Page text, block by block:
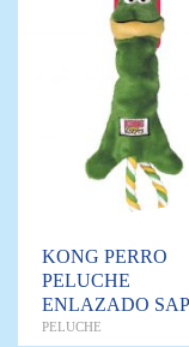
KONG PERRO
PELUCHE
ENLAZADO
PELUCHE